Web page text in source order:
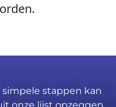
stappen kan